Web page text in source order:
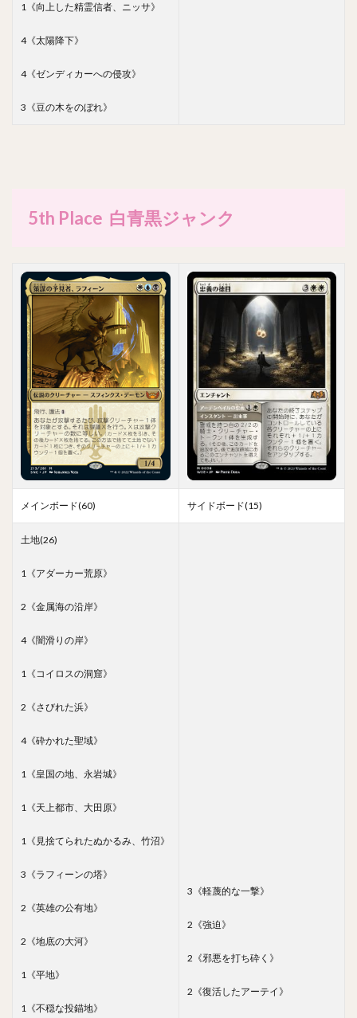
1《向上した精霊信者、ニッサ》
4《太陽降下》
4《ゼンディカーへの侵攻》
3《豆の木をのぼれ》
5th Place 白青黒ジャンク
メインボード(60) サイドボード(15)
土地(26)
1《アダーカー荒原》
2《金属海の沿岸》
4《闇滑りの岸》
1《コイロスの洞窟》
2《さびれた浜》
4《砕かれた聖域》
1《皇国の地、永岩城》
1《天上都市、大田原》
1《見捨てられたぬかるみ、竹沼》
3《ラフィーンの塔》
2《英雄の公有地》
2《地底の大河》
1《平地》
1《不穏な投錨地》
3《軽蔑的な一撃》
2《強迫》
2《邪悪を打ち砕く》
2《復活したアーテイ》